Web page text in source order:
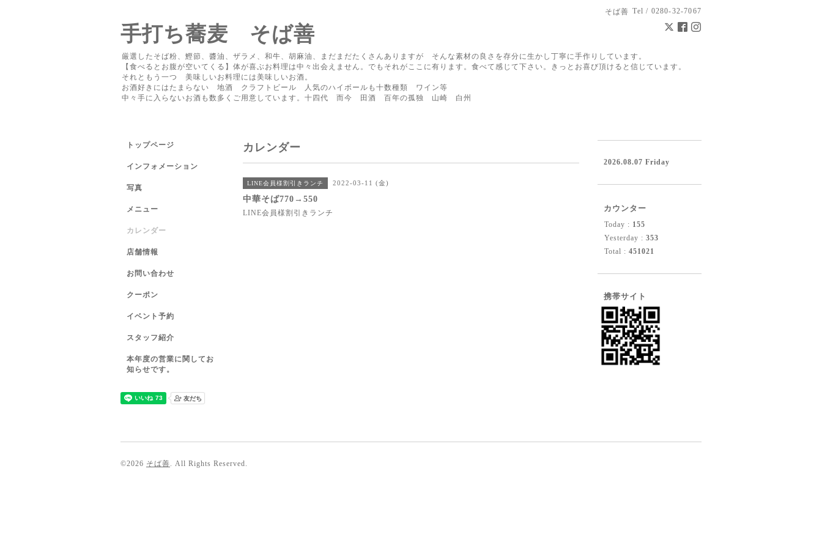
そば善 Tel / 0280-32-7067
手打ち蕎麦 そば善
厳選したそば粉、鰹節、醬油、ザラメ、和牛、胡麻油、まだまだたくさんありますが そんな素材の良さを存分に生かし丁寧に手作りしています。
【食べるとお腹が空いてくる】体が喜ぶお料理は中々出会えません。でもそれがここに有ります。食べて感じて下さい。きっとお喜び頂けると信じています。
それともう一つ 美味しいお料理には美味しいお酒。
お酒好きにはたまらない 地酒 クラフトビール 人気のハイボールも十数種類 ワイン等
中々手に入らないお酒も数多くご用意しています。十四代 而今 田酒 百年の孤独 山崎 白州
カレンダー
LINE会員様割引きランチ 2022-03-11 (金)
中華そば770→550
LINE会員様割引きランチ
トップページ
インフォメーション
写真
メニュー
カレンダー
店舗情報
お問い合わせ
クーポン
イベント予約
スタッフ紹介
本年度の営業に関してお
知らせです。
2026.08.07 Friday
カウンター
Today : 155
Yesterday : 353
Total : 451021
携帯サイト
©2026 そば善. All Rights Reserved.